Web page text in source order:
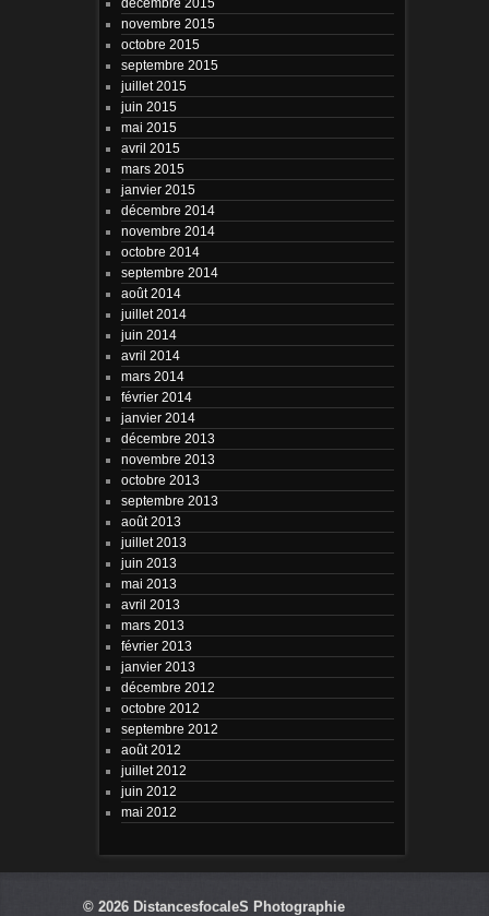
novembre 2015
octobre 2015
septembre 2015
juillet 2015
juin 2015
mai 2015
avril 2015
mars 2015
janvier 2015
décembre 2014
novembre 2014
octobre 2014
septembre 2014
août 2014
juillet 2014
juin 2014
avril 2014
mars 2014
février 2014
janvier 2014
décembre 2013
novembre 2013
octobre 2013
septembre 2013
août 2013
juillet 2013
juin 2013
mai 2013
avril 2013
mars 2013
février 2013
janvier 2013
décembre 2012
octobre 2012
septembre 2012
août 2012
juillet 2012
juin 2012
mai 2012
© 2026 DistancesfocaleS Photographie